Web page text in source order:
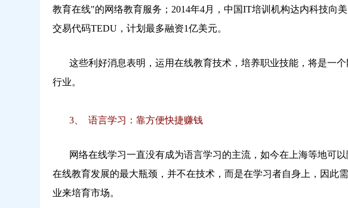
教育在线"的网络教育服务；2014年4月，中国IT培训机构达内科技向
交易代码TEDU，计划最多融资1亿美元。
这些利好消息表明，运用在线教育技术，培养职业技能，将是一个
行业。
3、 语言学习：靠方便快捷赚钱
网络在线学习一直没有成为语言学习的主流，如今在上海等地可以
在线教育发展的最大瓶颈，并不在技术，而是在学习者自身上，因此
业来培育市场。